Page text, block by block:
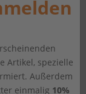
Artikel, spezielle
Außerdem
einmalig 10%